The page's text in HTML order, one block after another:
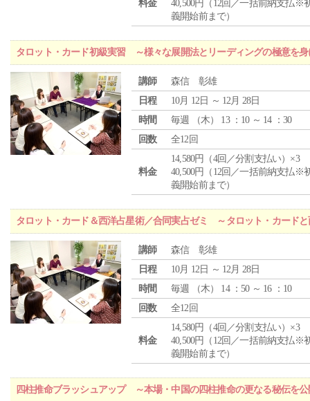
料金
40,500円（12回／一括前納支払※
義開始前まで）
タロット・カード初級実習 ～様々な展開法とリーディングの極意を身
講師
森信 彰雄
日程
10月 12日 ～ 12月 28日
時間
毎週 （木） 13 ：10 ～ 14 ：30
回数
全12回
料金
14,580円（4回／分割支払い）×3
40,500円（12回／一括前納支払※
義開始前まで）
タロット・カード＆西洋占星術／合同実占ゼミ ～タロット・カード
講師
森信 彰雄
日程
10月 12日 ～ 12月 28日
時間
毎週 （木） 14 ：50 ～ 16 ：10
回数
全12回
料金
14,580円（4回／分割支払い）×3
40,500円（12回／一括前納支払※
義開始前まで）
四柱推命ブラッシュアップ ～本場・中国の四柱推命の更なる秘伝を